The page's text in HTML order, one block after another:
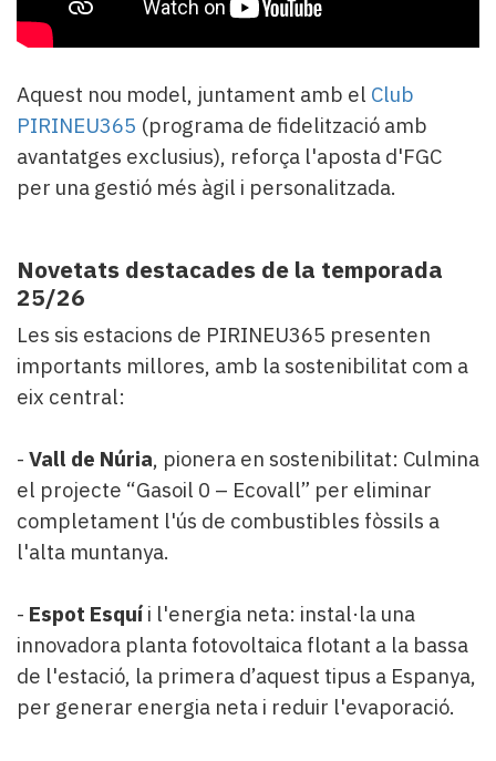
Aquest nou model, juntament amb el Club
PIRINEU365 (programa de fidelització amb
avantatges exclusius), reforça l'aposta d'FGC
per una gestió més àgil i personalitzada.
Novetats destacades de la temporada
25/26
Les sis estacions de PIRINEU365 presenten
importants millores, amb la sostenibilitat com a
eix central:
- Vall de Núria, pionera en sostenibilitat: Culmina
el projecte “Gasoil 0 – Ecovall” per eliminar
completament l'ús de combustibles fòssils a
l'alta muntanya.
- Espot Esquí i l'energia neta: instal·la una
innovadora planta fotovoltaica flotant a la bassa
de l'estació, la primera d’aquest tipus a Espanya,
per generar energia neta i reduir l'evaporació.